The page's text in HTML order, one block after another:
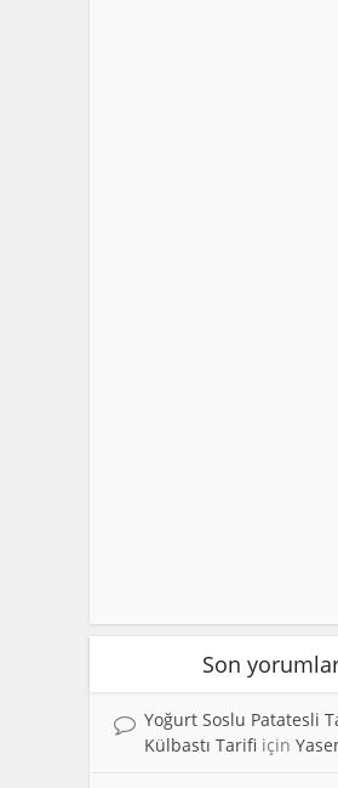
Son
Yoğurt Soslu Patatesli
Külbastı Tarifi için